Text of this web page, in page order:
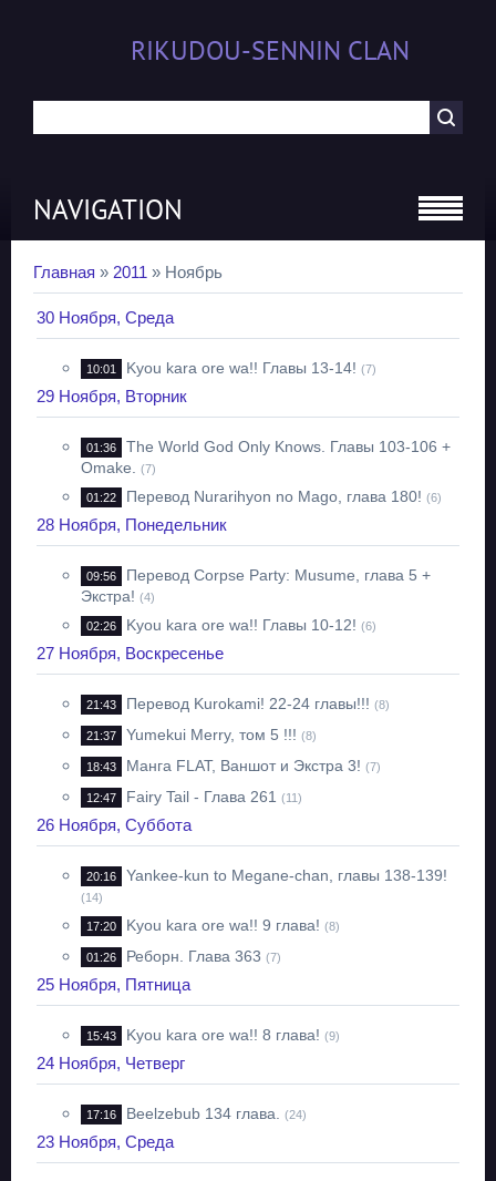
RIKUDOU-SENNIN CLAN
NAVIGATION
Главная » 2011 » Ноябрь
30 Ноября, Среда
10:01 Kyou kara ore wa!! Главы 13-14! (7)
29 Ноября, Вторник
01:36
The World God Only Knows. Главы 103-106 +
Omake.
(7)
01:22 Перевод Nurarihyon no Mago, глава 180! (6)
28 Ноября, Понедельник
09:56
Перевод Corpse Party: Musume, глава 5 +
Экстра! (4)
02:26 Kyou kara ore wa!! Главы 10-12! (6)
27 Ноября, Воскресенье
21:43 Перевод Kurokami! 22-24 главы!!! (8)
21:37 Yumekui Merry, том 5 !!! (8)
18:43 Манга FLAT, Ваншот и Экстра 3! (7)
12:47 Fairy Tail - Глава 261 (11)
26 Ноября, Суббота
20:16 Yankee-kun to Megane-chan, главы 138-139!
(14)
17:20 Kyou kara ore wa!! 9 глава! (8)
01:26 Реборн. Глава 363 (7)
25 Ноября, Пятница
15:43 Kyou kara ore wa!! 8 глава! (9)
24 Ноября, Четверг
17:16 Beelzebub 134 глава. (24)
23 Ноября, Среда